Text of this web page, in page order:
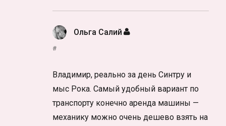
Ольга Салий :
#
Владимир, реально за день Синтру и
мыс Рока. Самый удобный вариант по
транспорту конечно аренда машины —
механику можно очень дешево взять на